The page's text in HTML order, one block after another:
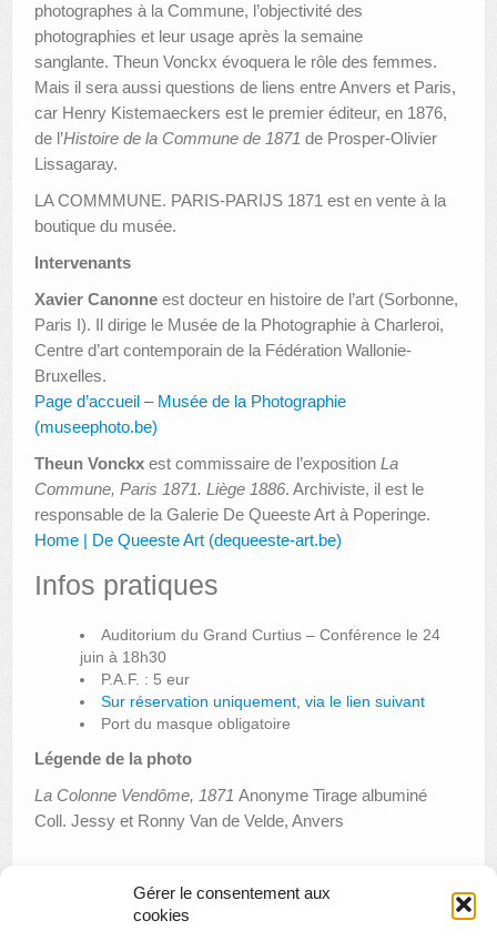
Gérer le consentement aux
cookies
photographes à la Commune, l’objectivité des
photographies et leur usage après la semaine
sanglante. Theun Vonckx évoquera le rôle des femmes.
Mais il sera aussi questions de liens entre Anvers et Paris,
car Henry Kistemaeckers est le premier éditeur, en 1876,
de l’Histoire de la Commune de 1871 de Prosper-Olivier
Lissagaray.
LA COMMMUNE. PARIS-PARIJS 1871 est en vente à la
boutique du musée.
Intervenants
Xavier Canonne est docteur en histoire de l’art (Sorbonne,
Paris I). Il dirige le Musée de la Photographie à Charleroi,
Centre d’art contemporain de la Fédération Wallonie-
Bruxelles.
Page d’accueil – Musée de la Photographie
(museephoto.be)
Theun Vonckx est commissaire de l’exposition La
Commune, Paris 1871. Liège 1886. Archiviste, il est le
responsable de la Galerie De Queeste Art à Poperinge.
Home | De Queeste Art (dequeeste-art.be)
Infos pratiques
Auditorium du Grand Curtius – Conférence le 24
juin à 18h30
P.A.F. : 5 eur
Sur réservation uniquement, via le lien suivant
Port du masque obligatoire
Légende de la photo
La Colonne Vendôme, 1871 Anonyme Tirage albuminé
Coll. Jessy et Ronny Van de Velde, Anvers
Après-midi de visites de l’expo « La Commune »